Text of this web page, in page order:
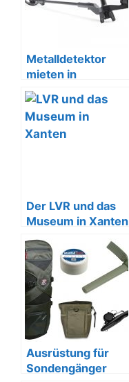
Metalldetektor
mieten in
Mönchengladbach
Der LVR und das
Museum in Xanten
Ausrüstung für
Sondengänger